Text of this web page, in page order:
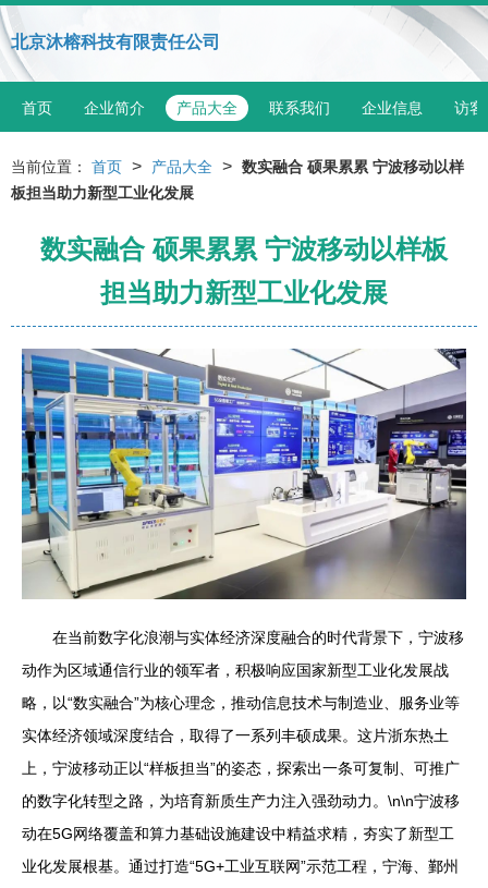
北京沐榕科技有限责任公司
首页 企业简介 产品大全 联系我们 企业信息 访客
当前位置： 首页 > 产品大全 > 数实融合 硕果累累 宁波移动以样
板担当助力新型工业化发展
数实融合 硕果累累 宁波移动以样板
担当助力新型工业化发展
在当前数字化浪潮与实体经济深度融合的时代背景下，宁波移
动作为区域通信行业的领军者，积极响应国家新型工业化发展战
略，以“数实融合”为核心理念，推动信息技术与制造业、服务业等
实体经济领域深度结合，取得了一系列丰硕成果。这片浙东热土
上，宁波移动正以“样板担当”的姿态，探索出一条可复制、可推广
的数字化转型之路，为培育新质生产力注入强劲动力。\n\n宁波移
动在5G网络覆盖和算力基础设施建设中精益求精，夯实了新型工
业化发展根基。通过打造“5G+工业互联网”示范工程，宁海、鄞州